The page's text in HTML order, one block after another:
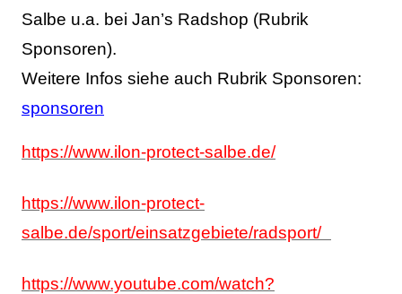
Salbe u.a. bei Jan’s Radshop (Rubrik
Sponsoren).
Weitere Infos siehe auch Rubrik Sponsoren:
sponsoren
https://www.ilon-protect-salbe.de/
https://www.ilon-protect-
salbe.de/sport/einsatzgebiete/radsport/
https://www.youtube.com/watch?